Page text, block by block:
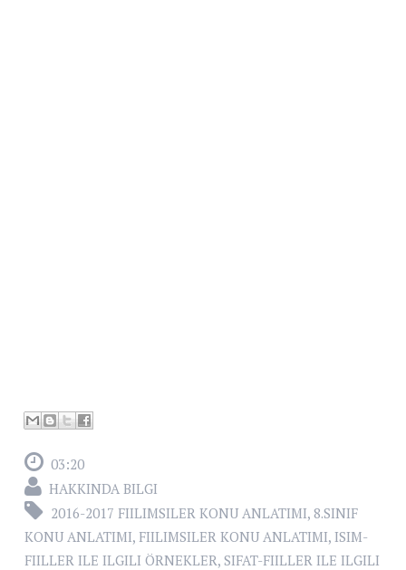
03:20
HAKKINDA BILGI
2016-2017 FIILIMSILER KONU ANLATIMI, 8.SINIF
KONU ANLATIMI, FIILIMSILER KONU ANLATIMI, ISIM-
FIILLER ILE ILGILI ÖRNEKLER, SIFAT-FIILLER ILE ILGILI